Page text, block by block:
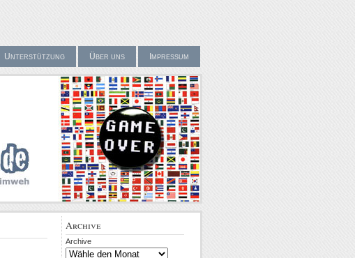
Unterstützung Über uns Impressum
Archive
Archive